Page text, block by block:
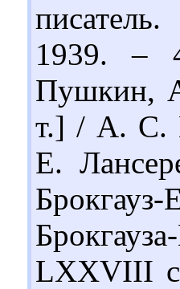
1939. –
Пушкин,
т.] / А. С.
Е.
LXXVIII